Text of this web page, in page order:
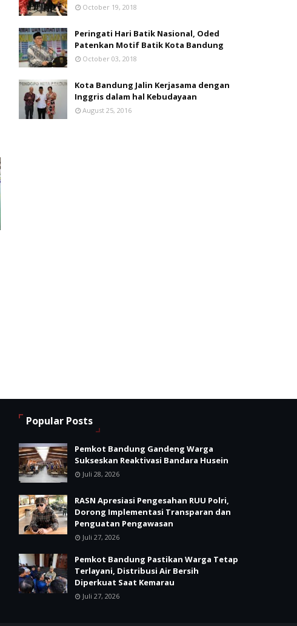
October 19, 2018
Peringati Hari Batik Nasional, Oded
Patenkan Motif Batik Kota Bandung
October 03, 2018
Kota Bandung Jalin Kerjasama dengan
Inggris dalam hal Kebudayaan
August 25, 2016
Popular Posts
Pemkot Bandung Gandeng Warga
Sukseskan Reaktivasi Bandara Husein
Juli 28, 2026
RASN Apresiasi Pengesahan RUU Polri,
Dorong Implementasi Transparan dan
Penguatan Pengawasan
Juli 27, 2026
Pemkot Bandung Pastikan Warga Tetap
Terlayani, Distribusi Air Bersih
Diperkuat Saat Kemarau
Juli 27, 2026